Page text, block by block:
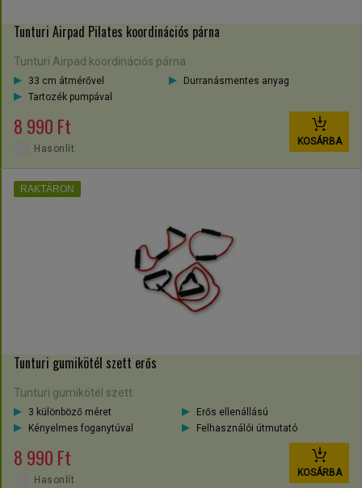
Tunturi Airpad Pilates koordinációs párna
Tunturi Airpad koordinációs párna
33 cm átmérővel
Durranásmentes anyag
Tartozék pumpával
8 990 Ft
KOSÁRBA
Hasonlít
Tunturi gumikötél szett erős
Tunturi gumikötél szett
3 különböző méret
Erős ellenállású
Kényelmes foganytúval
Felhasználói útmutató
8 990 Ft
KOSÁRBA
RAKTÁRON
Hasonlít